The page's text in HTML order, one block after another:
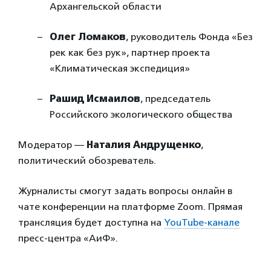
Архангельской области
Олег Ломаков, руководитель Фонда «Без
рек как без рук», партнер проекта
«Климатическая экспедиция»
Рашид Исмаилов, председатель
Российского экологического общества
Модератор — Наталия Андрущенко,
политический обозреватель.
Журналисты смогут задать вопросы онлайн в
чате конференции на платформе Zoom. Прямая
трансляция будет доступна на YouTube-канале
пресс-центра «АиФ».